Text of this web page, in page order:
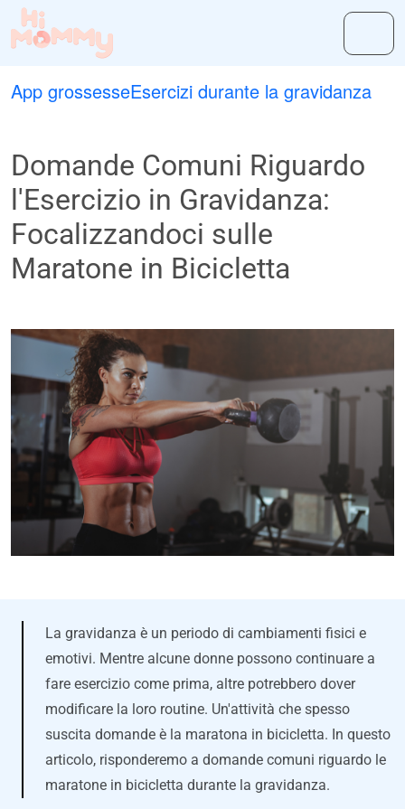
App grossesseEsercizi durante la gravidanza
Domande Comuni Riguardo
l'Esercizio in Gravidanza:
Focalizzandoci sulle
Maratone in Bicicletta
La gravidanza è un periodo di cambiamenti fisici e
emotivi. Mentre alcune donne possono continuare a
fare esercizio come prima, altre potrebbero dover
modificare la loro routine. Un'attività che spesso
suscita domande è la maratona in bicicletta. In questo
articolo, risponderemo a domande comuni riguardo le
maratone in bicicletta durante la gravidanza.